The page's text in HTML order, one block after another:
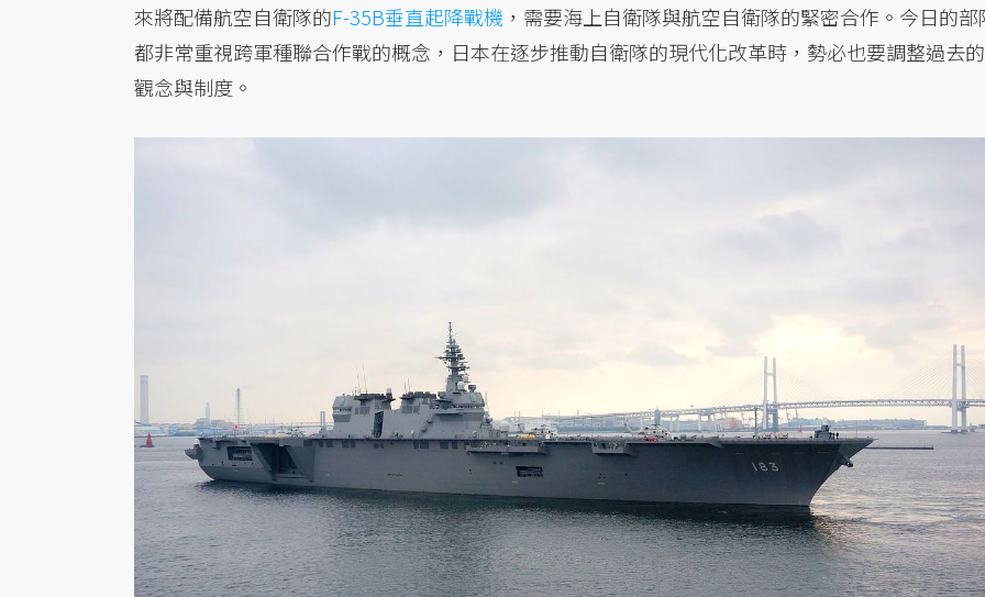
來將配備航空自衛隊的F-35B垂直起降戰機 ，需要海上自衛隊與航空自衛隊的緊密合作。今日的部
都非常重視跨軍種聯合作戰的概念，日本在逐步推動自衛隊的現代化改革時，勢必也要調整過去的
觀念與制度。